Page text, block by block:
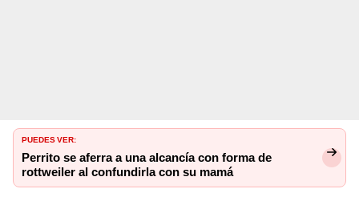
PUEDES VER:
Perrito se aferra a una alcancía con forma de
rottweiler al confundirla con su mamá